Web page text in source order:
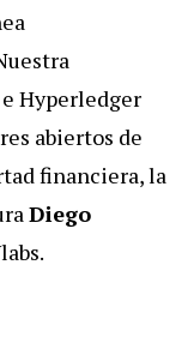
Hyperledger
abiertos de
financiera, la
Diego